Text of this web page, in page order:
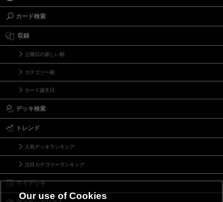
カード検索
収録
公開日の新しい順
カテゴリー順
カード誕生日
デッキ検索
トレンド
人気デッキランキング
注目カテゴリーランキング
マイデッキ
Our use of Cookies